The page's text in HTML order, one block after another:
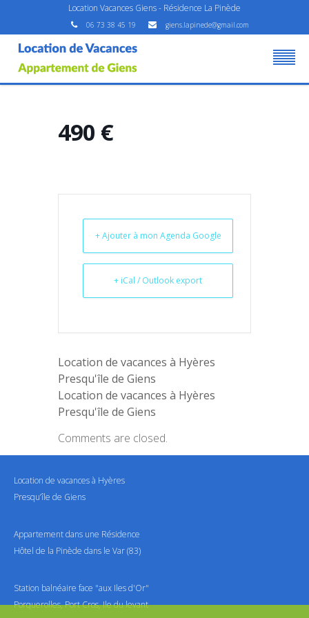
Location Vacances Giens - Résidence La Pinède
06 73 38 45 19 giens.lapinede@gmail.com
490 €
+ Ajouter à mon Agenda Google
+ iCal / Outlook export
Location de vacances à Hyères
Presqu'île de Giens
Location de vacances à Hyères
Presqu'île de Giens
Comments are closed.
Location de vacances à Hyères
Presqu’île de Giens
Appartement dans une Résidence
Hôtel de la Pinède dans le Var (83)
Station balnéaire face "aux Iles d'Or"
Porquerolles, Port Cros, Ile du levant